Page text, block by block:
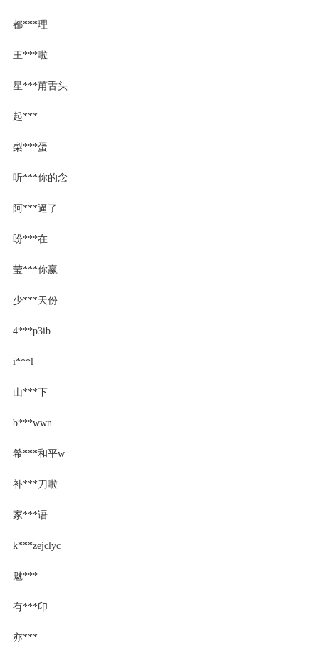
都***理
王***啦
星***苚舌头
起***
梨***蛋
听***你的念
阿***逼了
盼***在
莹***你赢
少***天份
4***p3ib
i***l
山***下
b***wwn
希***和平w
补***刀啦
家***语
k***zejclyc
魅***
有***卬
亦***